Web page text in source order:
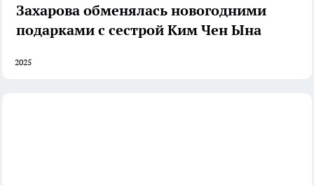
Захарова обменялась новогодними
подарками с сестрой Ким Чен Ына
2025